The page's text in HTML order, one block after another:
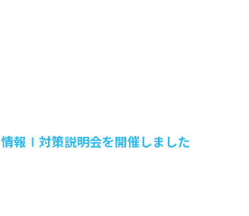
情報Ⅰ対策説明会を開催しました